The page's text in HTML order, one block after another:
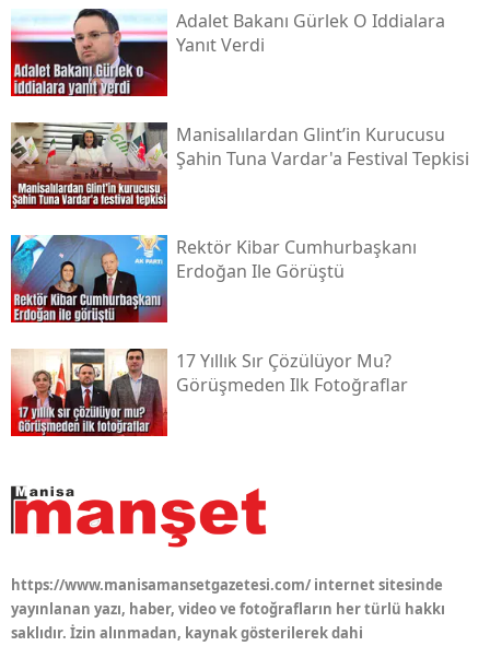
Adalet Bakanı Gürlek O Iddialara
Yanıt Verdi
Manisalılardan Glint’in Kurucusu
Şahin Tuna Vardar'a Festival Tepkisi
Rektör Kibar Cumhurbaşkanı
Erdoğan Ile Görüştü
17 Yıllık Sır Çözülüyor Mu?
Görüşmeden Ilk Fotoğraflar
https://www.manisamansetgazetesi.com/ internet sitesinde
yayınlanan yazı, haber, video ve fotoğrafların her türlü hakkı
saklıdır. İzin alınmadan, kaynak gösterilerek dahi